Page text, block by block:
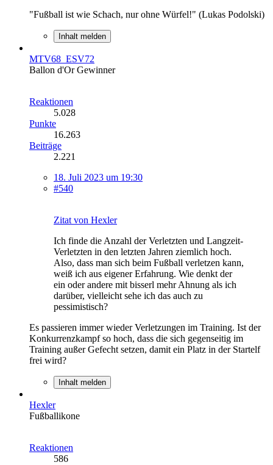
"Fußball ist wie Schach, nur ohne Würfel!" (Lukas Podolski)
Inhalt melden
MTV68_ESV72
Ballon d'Or Gewinner
Reaktionen
5.028
Punkte
16.263
Beiträge
2.221
18. Juli 2023 um 19:30
#540
Zitat von Hexler
Ich finde die Anzahl der Verletzten und Langzeit-
Verletzten in den letzten Jahren ziemlich hoch.
Also, dass man sich beim Fußball verletzen kann,
weiß ich aus eigener Erfahrung. Wie denkt der
ein oder andere mit bisserl mehr Ahnung als ich
darüber, vielleicht sehe ich das auch zu
pessimistisch?
Es passieren immer wieder Verletzungen im Training. Ist der
Konkurrenzkampf so hoch, dass die sich gegenseitig im
Training außer Gefecht setzen, damit ein Platz in der Startelf
frei wird?
Inhalt melden
Hexler
Fußballikone
Reaktionen
586